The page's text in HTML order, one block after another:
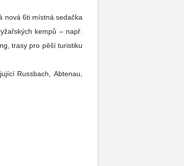
nová 6ti místná sedačka
kempů – např.
trasy pro pěší turistiku
Russbach, Abtenau,